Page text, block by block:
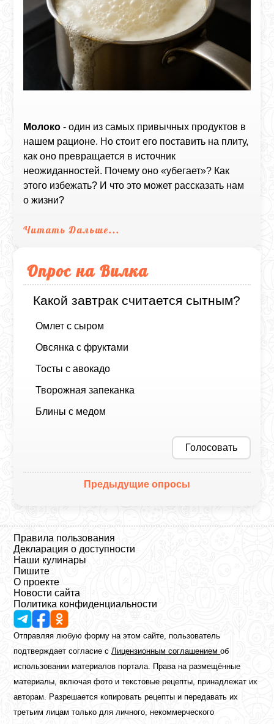
Молоко - один из самых привычных продуктов в
нашем рационе. Но стоит его поставить на плиту,
как оно превращается в источник
неожиданностей. Почему оно «убегает»? Как
этого избежать? И что это может рассказать нам
о жизни?
Читать Дальше...
Опрос на Вилка
Какой завтрак считается сытным?
Омлет с сыром
Овсянка с фруктами
Тосты с авокадо
Творожная запеканка
Блины с медом
Голосовать
Предыдущие опросы
Правила пользования
Декларация о доступности
Наши кулинары
Пишите
О проекте
Новости сайта
Политика конфиденциальности
Отправляя любую форму на этом сайте, пользователь
подтверждает согласие сЛицензионным соглашениемоб
использовании материалов портала. Права на размещённые
материалы, включая фото и текстовые рецепты, принадлежат их
авторам. Разрешается копировать рецепты и передавать их
третьим лицам только для личного, некоммерческого